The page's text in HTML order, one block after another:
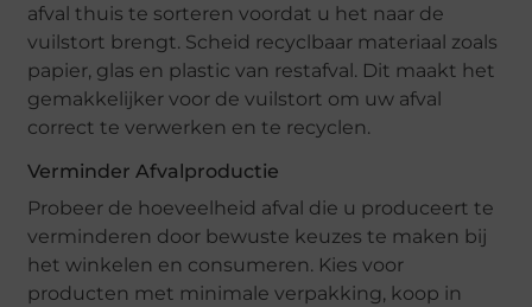
afval thuis te sorteren voordat u het naar de
vuilstort brengt. Scheid recyclbaar materiaal zoals
papier, glas en plastic van restafval. Dit maakt het
gemakkelijker voor de vuilstort om uw afval
correct te verwerken en te recyclen.
Verminder Afvalproductie
Probeer de hoeveelheid afval die u produceert te
verminderen door bewuste keuzes te maken bij
het winkelen en consumeren. Kies voor
producten met minimale verpakking, koop in